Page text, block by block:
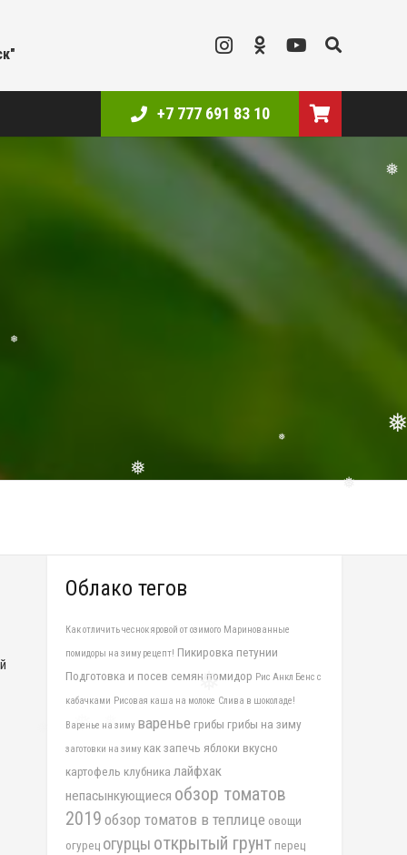
+7 777 691 83 10
Облако тегов
Как отличить чеснок яровой от озимого Маринованные
помидоры на зиму рецепт! Пикировка петунии
Подготовка и посев семян помидор Рис Анкл Бенс с
кабачками Рисовая каша на молоке Слива в шоколаде!
Варенье на зиму варенье грибы грибы на зиму
заготовки на зиму как запечь яблоки вкусно
картофель клубника лайфхак
непасынкующиеся обзор томатов
2019 обзор томатов в теплице овощи
огурец огурцы открытый грунт перец